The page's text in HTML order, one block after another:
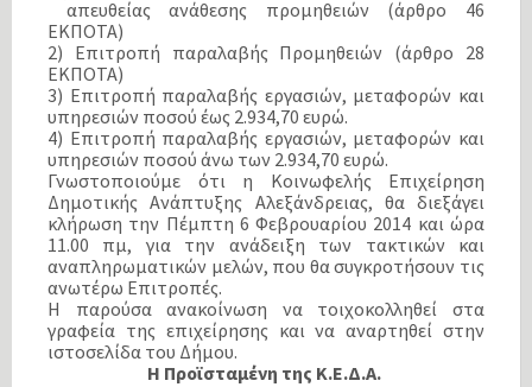
απευθείας ανάθεσης προμηθειών (άρθρο 46
ΕΚΠΟΤΑ)
2) Επιτροπή παραλαβής Προμηθειών (άρθρο 28
ΕΚΠΟΤΑ)
3) Επιτροπή παραλαβής εργασιών, μεταφορών και
υπηρεσιών ποσού έως 2.934,70 ευρώ.
4) Επιτροπή παραλαβής εργασιών, μεταφορών και
υπηρεσιών ποσού άνω των 2.934,70 ευρώ.
Γνωστοποιούμε ότι η Κοινωφελής Επιχείρηση
Δημοτικής Ανάπτυξης Αλεξάνδρειας, θα διεξάγει
κλήρωση την Πέμπτη 6 Φεβρουαρίου 2014 και ώρα
11.00 πμ, για την ανάδειξη των τακτικών και
αναπληρωματικών μελών, που θα συγκροτήσουν τις
ανωτέρω Επιτροπές.
Η παρούσα ανακοίνωση να τοιχοκολληθεί στα
γραφεία της επιχείρησης και να αναρτηθεί στην
ιστοσελίδα του Δήμου.
Η Προϊσταμένη της Κ.Ε.Δ.Α.